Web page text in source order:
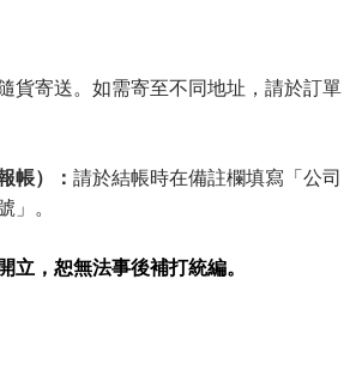
貨寄送。如需寄至不同地址，請於訂單
帳）： 請於結帳時在備註欄填寫「公司
」。
，恕無法事後補打統編。